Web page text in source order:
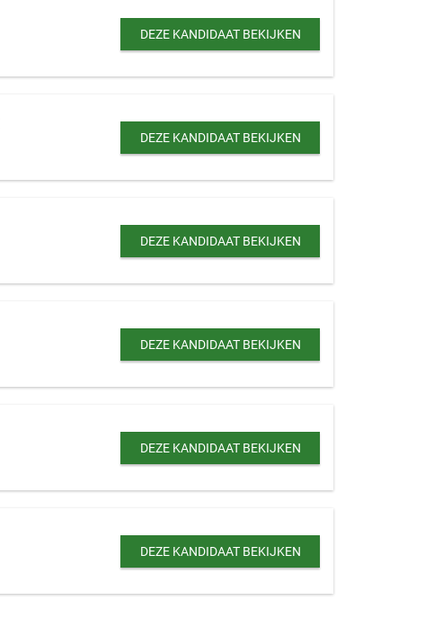
DEZE KANDIDAAT BEKIJKEN
DEZE KANDIDAAT BEKIJKEN
DEZE KANDIDAAT BEKIJKEN
DEZE KANDIDAAT BEKIJKEN
DEZE KANDIDAAT BEKIJKEN
DEZE KANDIDAAT BEKIJKEN